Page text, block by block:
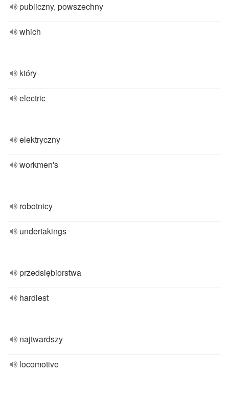
publiczny, powszechny
which
który
electric
elektryczny
workmen's
robotnicy
undertakings
przedsiębiorstwa
hardiest
najtwardszy
locomotive